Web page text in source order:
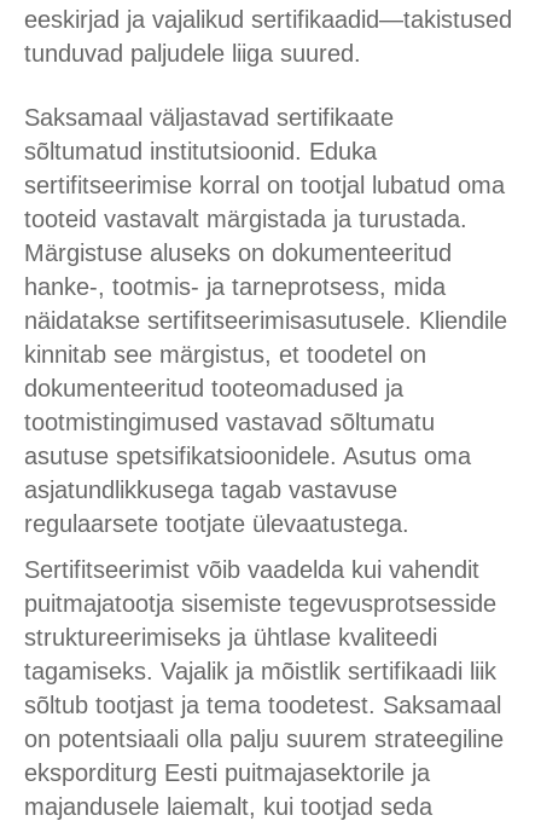
eeskirjad ja vajalikud sertifikaadid—takistused
tunduvad paljudele liiga suured.
Saksamaal väljastavad sertifikaate
sõltumatud institutsioonid. Eduka
sertifitseerimise korral on tootjal lubatud oma
tooteid vastavalt märgistada ja turustada.
Märgistuse aluseks on dokumenteeritud
hanke-, tootmis- ja tarneprotsess, mida
näidatakse sertifitseerimisasutusele. Kliendile
kinnitab see märgistus, et toodetel on
dokumenteeritud tooteomadused ja
tootmistingimused vastavad sõltumatu
asutuse spetsifikatsioonidele. Asutus oma
asjatundlikkusega tagab vastavuse
regulaarsete tootjate ülevaatustega.
Sertifitseerimist võib vaadelda kui vahendit
puitmajatootja sisemiste tegevusprotsesside
struktureerimiseks ja ühtlase kvaliteedi
tagamiseks. Vajalik ja mõistlik sertifikaadi liik
sõltub tootjast ja tema toodetest. Saksamaal
on potentsiaali olla palju suurem strateegiline
eksporditurg Eesti puitmajasektorile ja
majandusele laiemalt, kui tootjad seda